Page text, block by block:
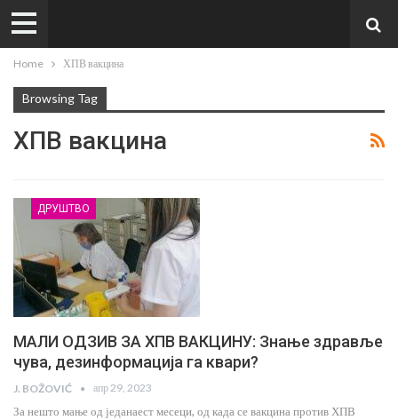
Home ХПВ вакцина
Browsing Tag
ХПВ вакцина
ДРУШТВО
МАЛИ ОДЗИВ ЗА ХПВ ВАКЦИНУ: Знање здравље
чува, дезинформација га квари?
J. BOŽOVIĆ апр 29, 2023
За нешто мање од једанаест месеци, од када се вакцина против ХПВ